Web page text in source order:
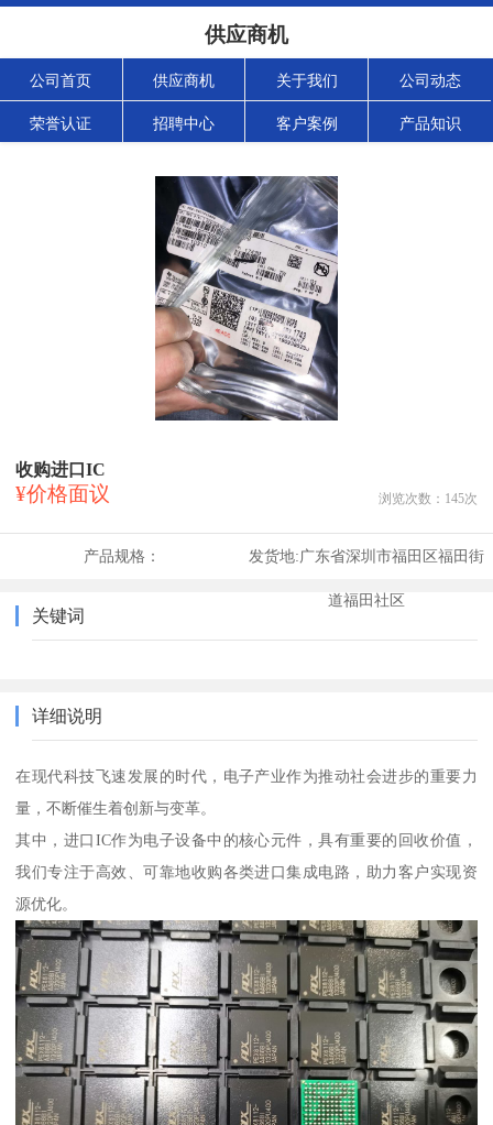
供应商机
公司首页 供应商机 关于我们 公司动态
荣誉认证 招聘中心 客户案例 产品知识
收购进口IC
¥价格面议 浏览次数： 145次
产品规格： 发货地:广东省深圳市福田区福田街
道福田社区
关键词
详细说明
在现代科技飞速发展的时代，电子产业作为推动社会进步的重要力
量，不断催生着创新与变革。
其中，进口IC作为电子设备中的核心元件，具有重要的回收价值，
我们专注于高效、可靠地收购各类进口集成电路，助力客户实现资
源优化。